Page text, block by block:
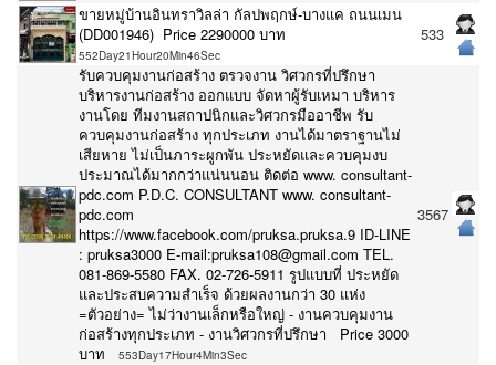
ขายหมู่บ้านอินทราวิลล่า กัลปพฤกษ์-บางแค ถนนเมน
(DD001946) Price 2290000 บาท
552Day21Hour20Min46Sec
533
รับควบคุมงานก่อสร้าง ตรวจงาน วิศวกรที่ปรึกษา
บริหารงานก่อสร้าง ออกแบบ จัดหาผู้รับเหมา บริหาร
งานโดย ทีมงานสถาปนิกและวิศวกรมืออาชีพ รับ
ควบคุมงานก่อสร้าง ทุกประเภท งานได้มาตราฐานไม่
เสียหาย ไม่เป็นภาระผูกพัน ประหยัดและควบคุมงบ
ประมาณได้มากกว่าแน่นนอน ติดต่อ www. consultant-
pdc.com P.D.C. CONSULTANT www. consultant-
pdc.com
https://www.facebook.com/pruksa.pruksa.9 ID-LINE
: pruksa3000 E-mail:pruksa108@gmail.com TEL.
081-869-5580 FAX. 02-726-5911 รูปแบบที่ ประหยัด
และประสบความสำเร็จ ด้วยผลงานกว่า 30 แห่ง
=ตัวอย่าง= ไม่ว่างานเล็กหรือใหญ่ - งานควบคุมงาน
ก่อสร้างทุกประเภท - งานวิศวกรที่ปรึกษา Price 3000
บาท
553Day17Hour4Min3Sec
3567